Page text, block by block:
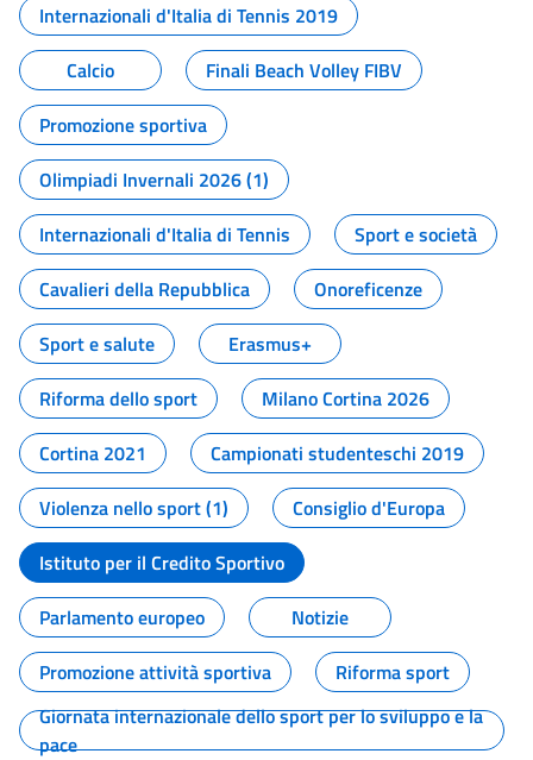
Internazionali d'Italia di Tennis 2019
Calcio
Finali Beach Volley FIBV
Promozione sportiva
Olimpiadi Invernali 2026 (1)
Internazionali d'Italia di Tennis
Sport e società
Cavalieri della Repubblica
Onoreficenze
Sport e salute
Erasmus+
Riforma dello sport
Milano Cortina 2026
Cortina 2021
Campionati studenteschi 2019
Violenza nello sport (1)
Consiglio d'Europa
Istituto per il Credito Sportivo
Parlamento europeo
Notizie
Promozione attività sportiva
Riforma sport
Giornata internazionale dello sport per lo sviluppo e la
pace